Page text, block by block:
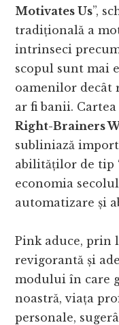
Motivates Us”,
tradițională a
intrinseci
scopul sunt mai
oamenilor decât
ar fi banii. Cartea
Right-Brainers
subliniază
abilităților de tip
economia
automatizare și
Pink aduce, prin
revigorantă și
modului în care
noastră, viața
personale,